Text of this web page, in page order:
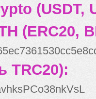
(USDT,
(ERC20,
TRC20):